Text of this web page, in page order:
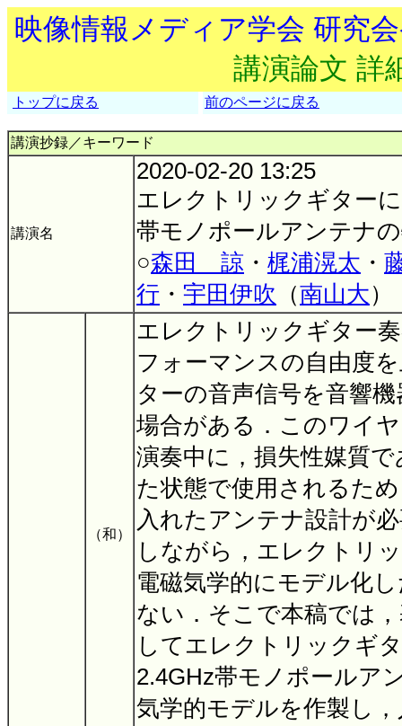
映像情報メディア学会 研究
講演論文 詳
トップに戻る 前のページに戻る
講演抄録／キーワード
講演名
2020-02-20 13:25
エレクトリックギター
帯モノポールアンテナ
○森田 諒 ・ 梶浦滉太 ・
行 ・ 宇田伊吹 （南山大）
（和）
エレクトリックギター
フォーマンスの自由度
ターの音声信号を音響
場合がある．このワイ
演奏中に，損失性媒質
た状態で使用されるた
入れたアンテナ設計が
しながら，エレクトリ
電磁気学的にモデル化
ない．そこで本稿では
してエレクトリックギ
2.4GHz帯モノポールア
気学的モデルを作製し